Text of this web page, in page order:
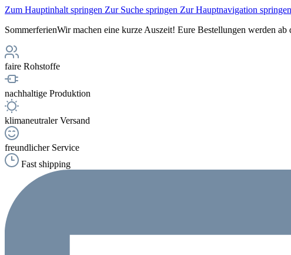
Zum Hauptinhalt springen Zur Suche springen Zur Hauptnavigation springen
SommerferienWir machen eine kurze Auszeit! Eure Bestellungen werden ab
faire Rohstoffe
nachhaltige Produktion
klimaneutraler Versand
freundlicher Service
Fast shipping